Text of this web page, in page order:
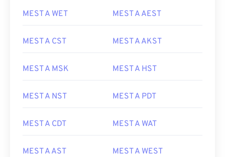
MEST A WET MEST A AEST
MEST A CST MEST A AKST
MEST A MSK MEST A HST
MEST A NST MEST A PDT
MEST A CDT MEST A WAT
MEST A AST MEST A WEST